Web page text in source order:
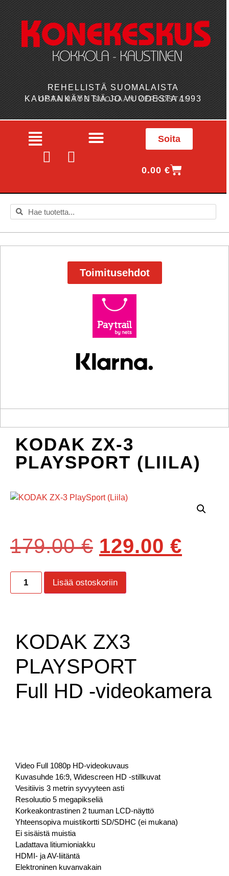
REHELLISTÄ SUOMALAISTA
KAUPANKÄYNTIÄ JO VUODESTA 1993
OSTA MYÖS SUORAAN VERKOSTA!
Soita
0.00€
Toimitusehdot
KODAK ZX-3
PLAYSPORT (LIILA)
179.00€ 129.00 €
Lisää ostoskoriin
KODAK ZX3
PLAYSPORT
Full HD -videokamera
Video Full 1080p HD-videokuvaus
Kuvasuhde 16:9, Widescreen HD -stillkuvat
Vesitiivis 3 metrin syvyyteen asti
Resoluutio 5 megapikseliä
Korkeakontrastinen 2 tuuman LCD-näyttö
Yhteensopiva muistikortti SD/SDHC (ei mukana)
Ei sisäistä muistia
Ladattava litiumioniakku
HDMI- ja AV-liitäntä
Elektroninen kuvanvakain